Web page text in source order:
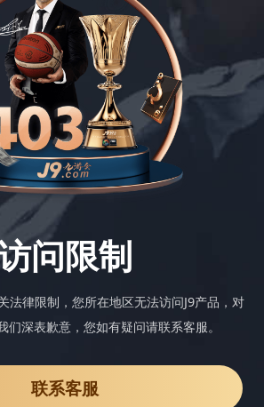
问限制
法律限制，您所在地区无法访问J9产品，对
们深表歉意，您如有疑问请联系客服。
联系客服